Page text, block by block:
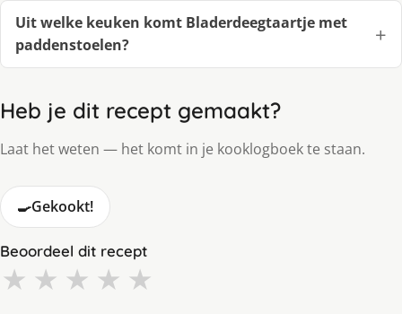
Uit welke keuken komt Bladerdeegtaartje met
paddenstoelen?
Heb je dit recept gemaakt?
Laat het weten — het komt in je kooklogboek te staan.
🍳Gekookt!
Beoordeel dit recept
★ ★ ★ ★ ★